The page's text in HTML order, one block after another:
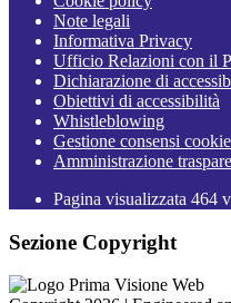
Note legali
Informativa Privacy
Ufficio Relazioni con il
Dichiarazione di
Obiettivi di accessibilità
Whistleblowing
Gestione consensi cookie
Amministrazione
Pagina visualizzata 464
Sezione Copyright